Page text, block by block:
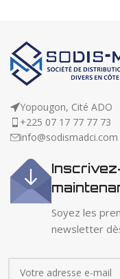
Yopougon, Cité ADO
+225 07 17 77 77 73
info@sodismadci.com
Soyez les
newsletter